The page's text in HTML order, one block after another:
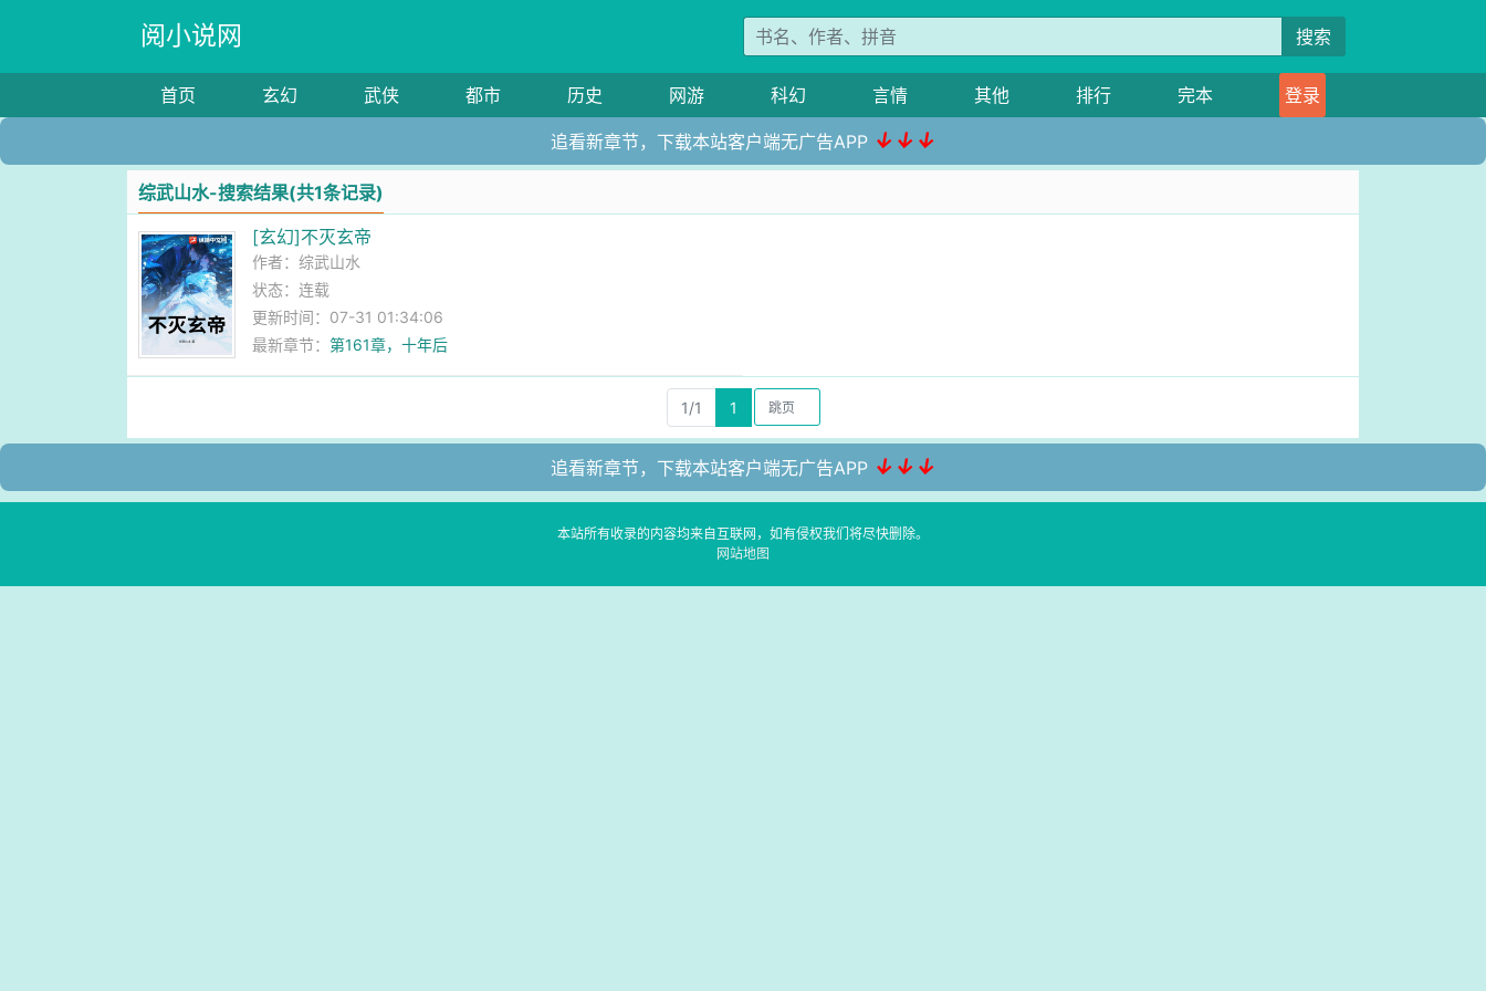
阅小说网 搜索
首页 玄幻 武侠 都市 历史 网游 科幻 言情 其他 排行 完本 登录
追看新章节，下载本站客户端无广告APP ↓↓↓
综武山水-搜索结果(共1条记录)
[玄幻]不灭玄帝
作者：综武山水
状态：连载
更新时间：07-31 01:34:06
最新章节：第161章，十年后
1/1 1
追看新章节，下载本站客户端无广告APP ↓↓↓
本站所有收录的内容均来自互联网，如有侵权我们将尽快删除。
网站地图